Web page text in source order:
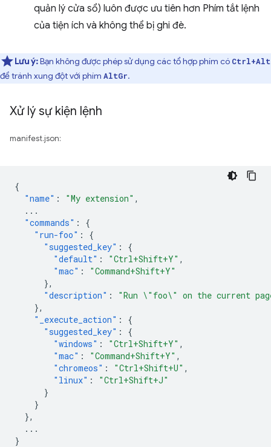
quản lý cửa sổ) luôn được ưu tiên hơn Phím tắt lệnh
của tiện ích và không thể bị ghi đè.
Lưu ý:Bạn không được phép sử dụng các tổ hợp phím có Ctrl+Alt
để tránh xung đột với phím AltGr.
Xử lý sự kiện lệnh
manifest.json:
{
"name" : "My extension" ,
...
"commands" :
{
"run-foo" :
{
"suggested_key" :
{
"default" : "Ctrl+Shift+Y" ,
"mac" :
"Command+Shift+Y"
},
"description" :
"Run \"foo\" on the current
},
"_execute_action" :
{
"suggested_key" :
{
"windows" : "Ctrl+Shift+Y" ,
"mac" : "Command+Shift+Y" ,
"chromeos" : "Ctrl+Shift+U" ,
"linux" :
"Ctrl+Shift+J"
}
}
},
...
}